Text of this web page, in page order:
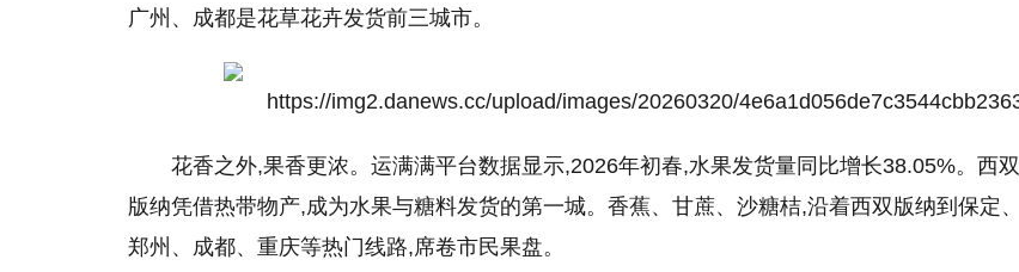
广州、成都是花草花卉发货前三城市。
花香之外,果香更浓。运满满平台数据显示,2026年初春,水果发货量同比增长38.05%。西双
版纳凭借热带物产,成为水果与糖料发货的第一城。香蕉、甘蔗、沙糖桔,沿着西双版纳到保定、
郑州、成都、重庆等热门线路,席卷市民果盘。